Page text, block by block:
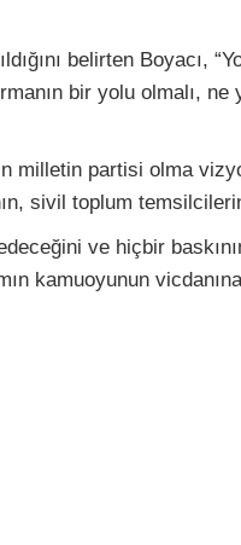
belirten Boyacı,
bir yolu olmalı,
milletin partisi olma
sivil toplum
ve hiçbir
kamuoyunun vicdanına